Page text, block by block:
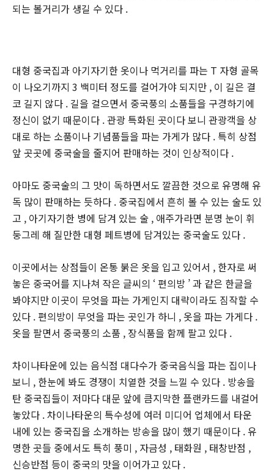
되는 볼거리가 생길 수 있다 .
대형 중국집과 아기자기한 옷이나 먹거리를 파는 T 자형 골목
이 나오기까지 3 백미터 정도를 걸어가야 되지만 , 이 길은 결
코 길지 않다 . 길을 걸으면서 중국풍의 소품들을 구경하기에
정신이 없기 때문이다 . 관광 특화된 곳이다 보니 관광객을 상
대로 하는 소품이나 기념품들을 파는 가게가 많다 . 특히 상점
앞 곳곳에 중국술을 줄지어 판매하는 것이 인상적이다 .
아마도 중국술의 그 맛이 독하면서도 깔끔한 것으로 유명해 유
독 많이 판매하는 듯하다 . 중국집에서 흔히 볼 수 있는 술도 있
고 , 아기자기한 병에 담겨 있는 술 , 애주가라면 분명 눈이 휘
둥그레 해 질만한 대형 페트병에 담겨있는 중국술도 있다 .
이곳에서는 상점들이 온통 붉은 옷을 입고 있어서 , 한자로 써
놓은 중국어를 지나쳐 작은 글씨의 ‘ 편의방 ’ 과 같은 한글을
봐야지만 이곳이 무엇을 파는 가게인지 대략이라도 짐작할 수
있다 . 편의방이 무엇을 파는 곳인가 하니 , 옷을 파는 가게다 .
옷을 팔면서 중국풍의 소품 , 장식품을 함께 팔고 있다 .
차이나타운에 있는 음식점 대다수가 중국음식을 파는 집이나
보니 , 한눈에 봐도 경쟁이 치열한 것을 느낄 수 있다 . 방송을
탄 중국집들이 저마다 대문 앞에 큼지막한 플랜카드를 내걸어
놓았다 . 차이나타운의 특수성에 여러 미디어 업체에서 타운
내에 있는 중국집을 소개하는 방송을 많이 했기 때문이다 . 유
명한 곳들 중에서도 특히 풍미 , 자금성 , 태화원 , 태창반점 ,
신승반점 등이 중국의 맛을 이어가고 있다 .